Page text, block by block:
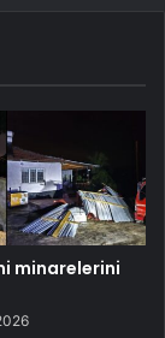
minarelerini